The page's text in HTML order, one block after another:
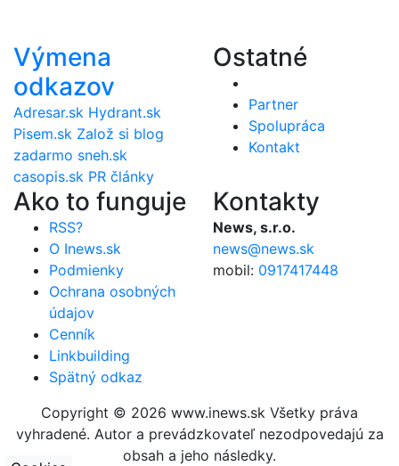
Výmena
odkazov
Adresar.sk Hydrant.sk
Pisem.sk Založ si blog
zadarmo sneh.sk
casopis.sk PR články
Ostatné
Partner
Spolupráca
Kontakt
Ako to funguje
RSS?
O Inews.sk
Podmienky
Ochrana osobných
údajov
Cenník
Linkbuilding
Spätný odkaz
Kontakty
News, s.r.o.
news@news.sk
mobil: 0917417448
Copyright © 2026 www.inews.sk Všetky práva
vyhradené. Autor a prevádzkovateľ nezodpovedajú za
obsah a jeho následky.